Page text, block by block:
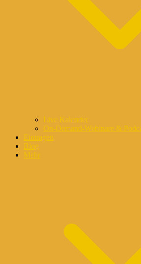
Live Kalender
On-Demand-Webinare &
Eintragen
Blog
Mehr